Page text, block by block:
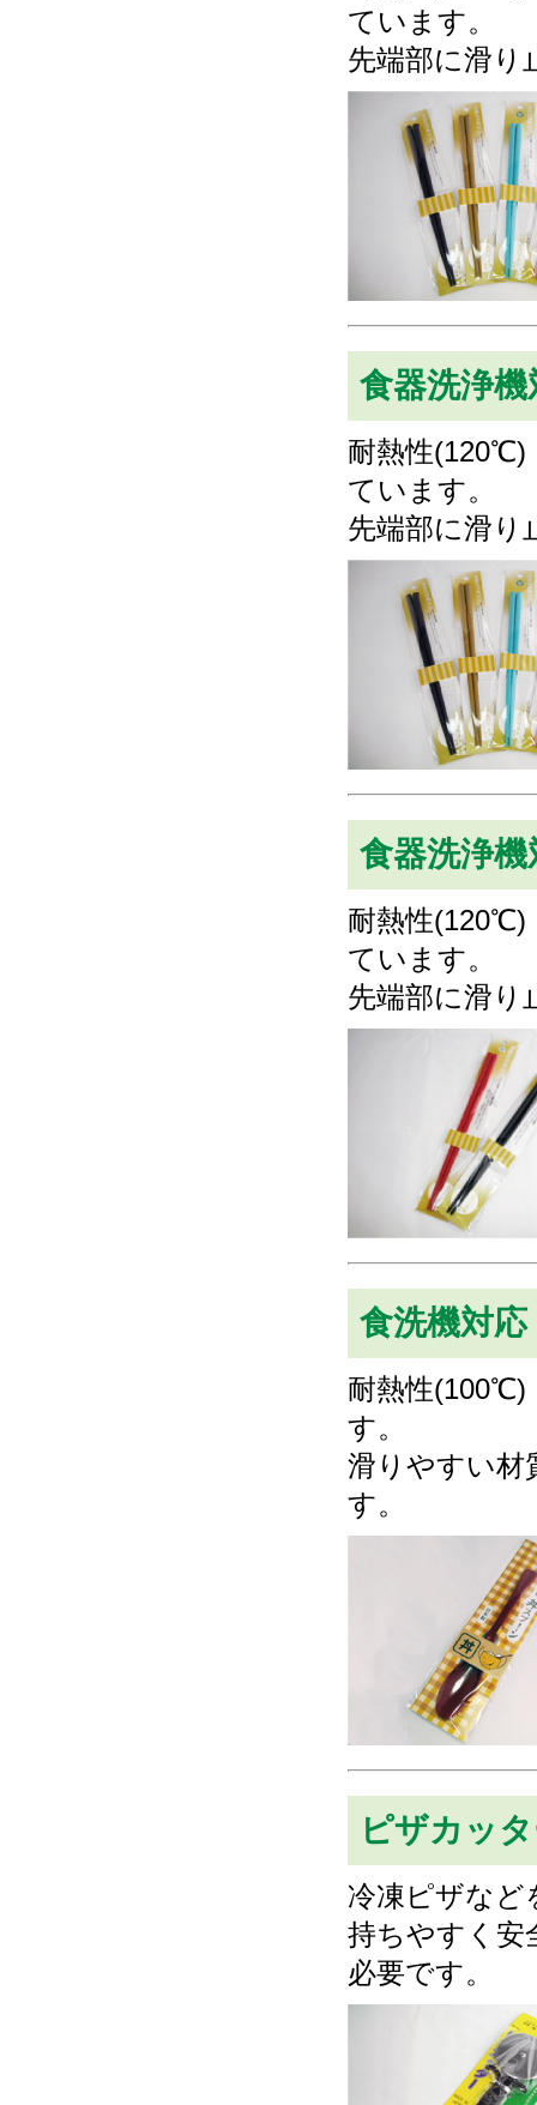
ています。
先端部に滑り
食器洗浄
耐熱性(120℃)
ています。
先端部に滑り
食器洗浄
耐熱性(120℃)
ています。
先端部に滑り
食洗機対
耐熱性(100℃)
す。
滑りやすい材
す。
ピザカッ
冷凍ピザなど
持ちやすく安
必要です。